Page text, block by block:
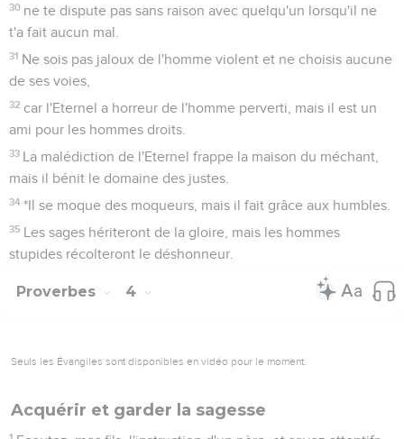
30 ne te dispute pas sans raison avec quelqu'un lorsqu'il ne
t'a fait aucun mal.
31 Ne sois pas jaloux de l'homme violent et ne choisis aucune
de ses voies,
32 car l'Eternel a horreur de l'homme perverti, mais il est un
ami pour les hommes droits.
33 La malédiction de l'Eternel frappe la maison du méchant,
mais il bénit le domaine des justes.
34 *Il se moque des moqueurs, mais il fait grâce aux humbles.
35 Les sages hériteront de la gloire, mais les hommes
stupides récolteront le déshonneur.
Proverbes 4
Seuls les Évangiles sont disponibles en vidéo pour le moment.
Acquérir et garder la sagesse
1